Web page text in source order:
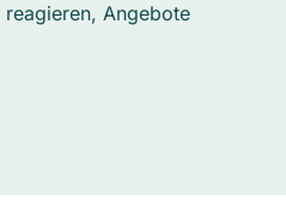
Angebote